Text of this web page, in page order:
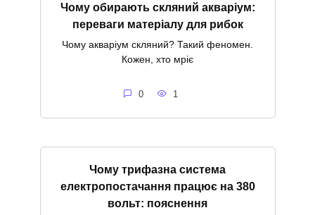
Чому обирають скляний акваріум:
переваги матеріалу для рибок
Чому акваріум скляний? Такий феномен.
Кожен, хто мріє
0 1
Чому трифазна система
електропостачання працює на 380
вольт: пояснення